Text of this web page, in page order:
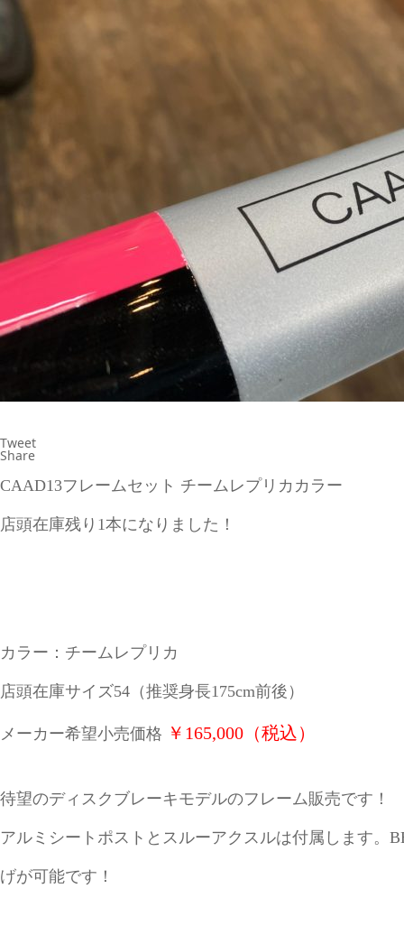
Tweet
Share
CAAD13フレームセット チームレプリカカラー
店頭在庫残り1本になりました！
カラー：チームレプリカ
店頭在庫サイズ54（推奨身長175cm前後）
メーカー希望小売価格 ￥165,000（税込）
待望のディスクブレーキモデルのフレーム販売です！
アルミシートポストとスルーアクスルは付属します。
げが可能です！